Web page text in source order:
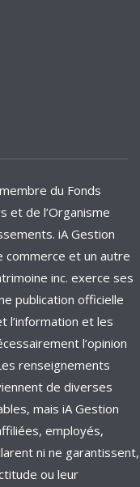
du Fonds
et de l’Organisme
iA Gestion
commerce et un autre
inc. exerce ses
publication officielle
l’information et les
l’opinion
renseignements
de diverses
mais iA Gestion
employés,
ni ne garantissent,
ou leur